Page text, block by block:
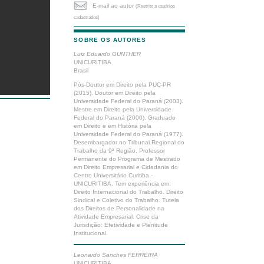
E-mail ao autor(Restrito a usuários
cadastrados)
SOBRE OS AUTORES
Luiz Eduardo GUNTHER
UNICURITIBA
Brasil
Pós-Doutor em Direito pela PUC-PR
(2015). Doutor em Direito pela
Universidade Federal do Paraná (2003).
Mestre em Direito pela Universidade
Federal do Paraná (2000). Graduado
em Direito e em História pela
Universidade Federal do Paraná (1977).
Desembargador no Tribunal Regional do
Trabalho da 9ª Região. Professor
Permanente do Programa de Mestrado
em Direito Empresarial e Cidadania do
Centro Universitário Curitiba -
UNICURITIBA. Tem experiência em:
Direito Internacional do Trabalho. Direito
Sindical e Coletivo do Trabalho. Tutela
dos Direitos de Personalidade na
Atividade Empresarial. Crise da
Jurisdição: Efetividade e Plenitude
Institucional.
Leonardo Sanches FERREIRA